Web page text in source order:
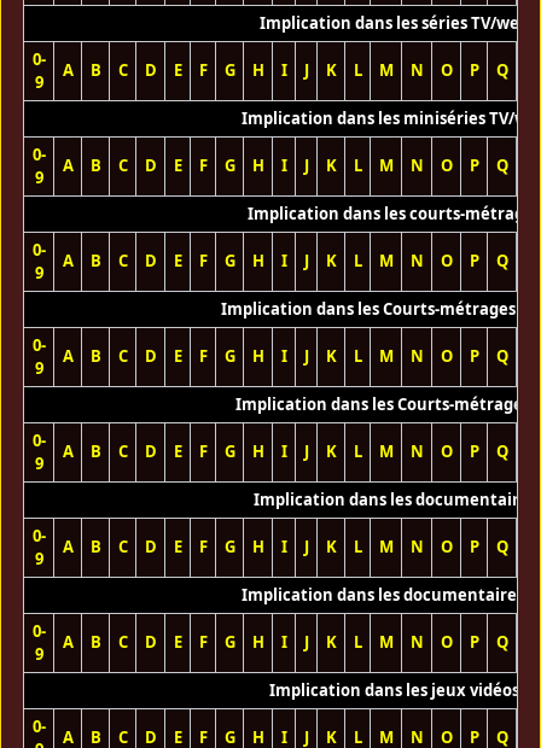
Implication dans les séries TV/web
0-
9
A B C D E F G H I J K L M N O P Q
Implication dans les miniséries TV/
0-
9
A B C D E F G H I J K L M N O P Q
Implication dans les courts-métrages
0-
9
A B C D E F G H I J K L M N O P Q
Implication dans les Courts-métrages
0-
9
A B C D E F G H I J K L M N O P Q
Implication dans les Courts-métrages
0-
9
A B C D E F G H I J K L M N O P Q
Implication dans les documentaires
0-
9
A B C D E F G H I J K L M N O P Q
Implication dans les documentaires
0-
9
A B C D E F G H I J K L M N O P Q
Implication dans les jeux vidéos
0-
A B C D E F G H I J K L M N O P Q